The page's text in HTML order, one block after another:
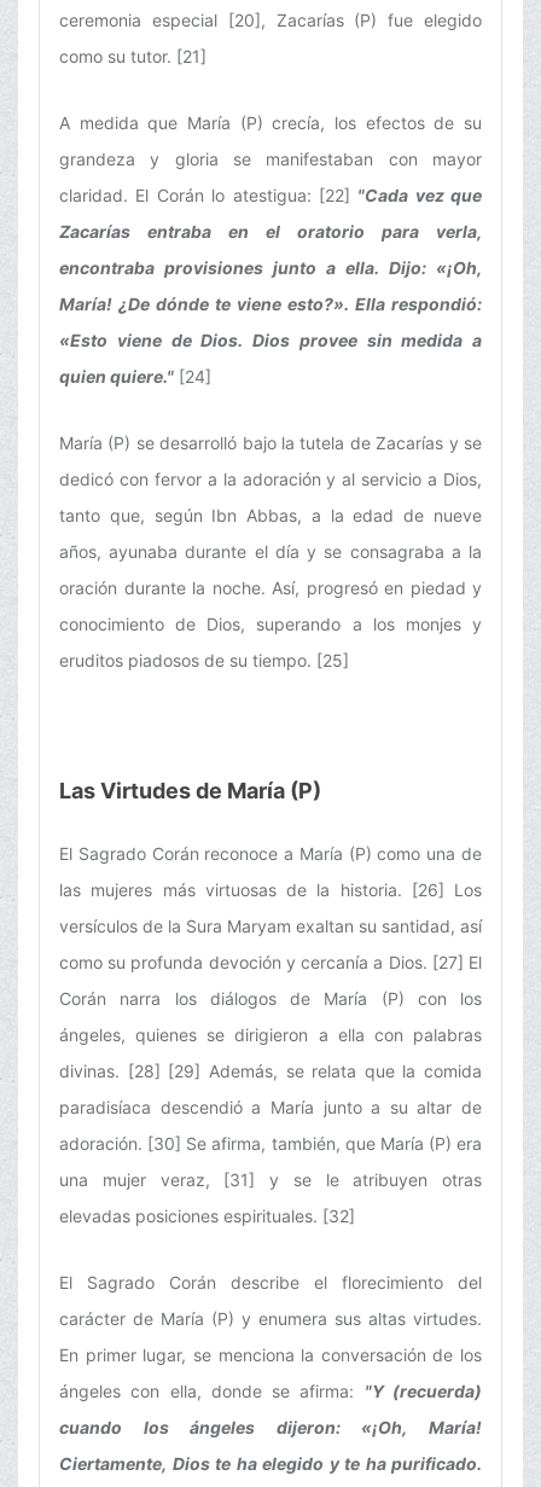
ceremonia especial [20], Zacarías (P) fue elegido
como su tutor. [21]
A medida que María (P) crecía, los efectos de su
grandeza y gloria se manifestaban con mayor
claridad. El Corán lo atestigua: [22] "Cada vez que
Zacarías entraba en el oratorio para verla,
encontraba provisiones junto a ella. Dijo: «¡Oh,
María! ¿De dónde te viene esto?». Ella respondió:
«Esto viene de Dios. Dios provee sin medida a
quien quiere." [24]
María (P) se desarrolló bajo la tutela de Zacarías y se
dedicó con fervor a la adoración y al servicio a Dios,
tanto que, según Ibn Abbas, a la edad de nueve
años, ayunaba durante el día y se consagraba a la
oración durante la noche. Así, progresó en piedad y
conocimiento de Dios, superando a los monjes y
eruditos piadosos de su tiempo. [25]
Las Virtudes de María (P)
El Sagrado Corán reconoce a María (P) como una de
las mujeres más virtuosas de la historia. [26] Los
versículos de la Sura Maryam exaltan su santidad, así
como su profunda devoción y cercanía a Dios. [27] El
Corán narra los diálogos de María (P) con los
ángeles, quienes se dirigieron a ella con palabras
divinas. [28] [29] Además, se relata que la comida
paradisíaca descendió a María junto a su altar de
adoración. [30] Se afirma, también, que María (P) era
una mujer veraz, [31] y se le atribuyen otras
elevadas posiciones espirituales. [32]
El Sagrado Corán describe el florecimiento del
carácter de María (P) y enumera sus altas virtudes.
En primer lugar, se menciona la conversación de los
ángeles con ella, donde se afirma: "Y (recuerda)
cuando los ángeles dijeron: «¡Oh, María!
Ciertamente, Dios te ha elegido y te ha purificado.